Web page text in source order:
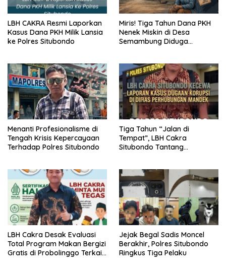
LBH CAKRA Resmi Laporkan
Kasus Dana PKH Milik Lansia
ke Polres Situbondo
Miris! Tiga Tahun Dana PKH
Nenek Miskin di Desa
Semambung Diduga
Menanti Profesionalisme di
Tengah Krisis Kepercayaan
Terhadap Polres Situbondo
Tiga Tahun “Jalan di
Tempat”, LBH Cakra
Situbondo Tantang
Situbondo
LBH Cakra Desak Evaluasi
Total Program Makan Bergizi
Gratis di Probolinggo Terkait
Jejak Begal Sadis Moncel
Berakhir, Polres Situbondo
Ringkus Tiga Pelaku